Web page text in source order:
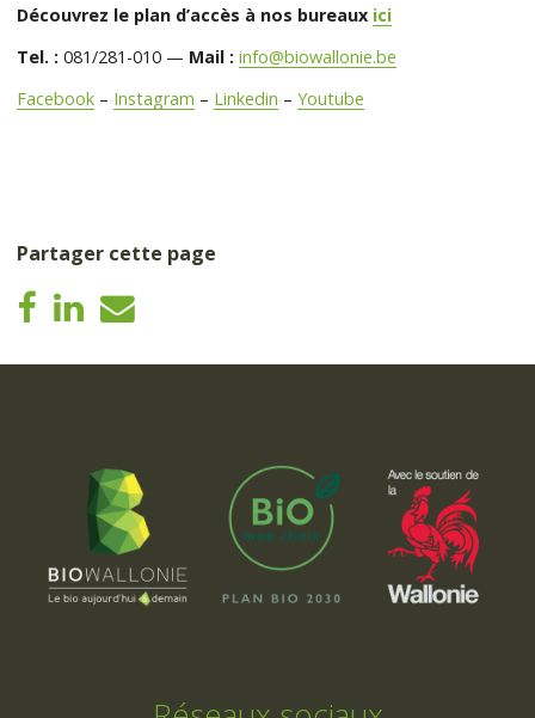
Découvrez le plan d’accès à nos bureaux ici
Tel. : 081/281-010 — Mail : info@biowallonie.be
Facebook – Instagram – Linkedin –Youtube
Partager cette page